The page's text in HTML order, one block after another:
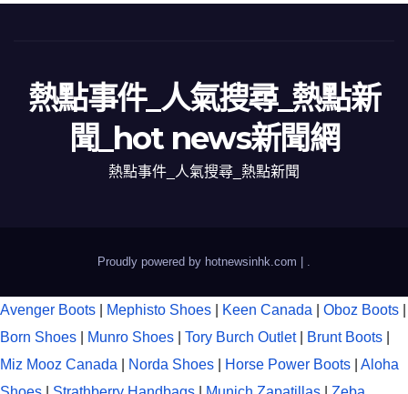
熱點事件_人氣搜尋_熱點新
聞_hot news新聞網
熱點事件_人氣搜尋_熱點新聞
Proudly powered by hotnewsinhk.com .
Avenger Boots Mephisto Shoes Keen Canada Oboz Boots
Born Shoes
Munro Shoes Tory Burch Outlet Brunt Boots
Miz Mooz Canada
Norda Shoes Horse Power Boots
Aloha